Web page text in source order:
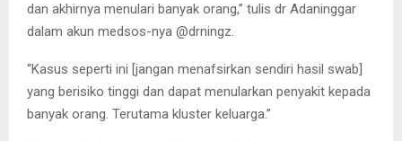
dan akhirnya menulari banyak orang,” tulis dr Adaninggar
dalam akun medsos-nya @drningz.
“Kasus seperti ini [jangan menafsirkan sendiri hasil swab]
yang berisiko tinggi dan dapat menularkan penyakit kepada
banyak orang. Terutama kluster keluarga.”